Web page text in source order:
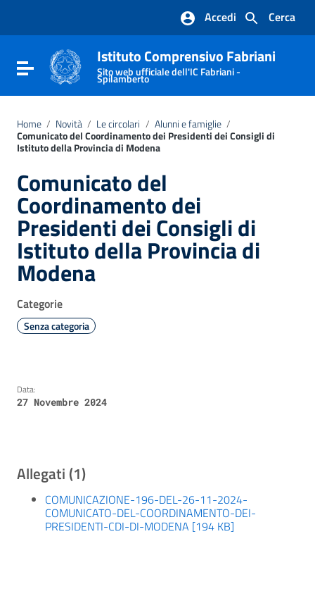
Vai al footer
Cerca
Accedi
Attiva / disattiva la navigazione
Istituto Comprensivo Fabriani
Sito web ufficiale dell'IC Fabriani -
Spilamberto
Home / Novità / Le circolari / Alunni e famiglie /
Comunicato del Coordinamento dei Presidenti dei Consigli di
Istituto della Provincia di Modena
Comunicato del
Coordinamento dei
Presidenti dei Consigli di
Istituto della Provincia di
Modena
Categorie
Senza categoria
Data:
27 Novembre 2024
Allegati (1)
COMUNICAZIONE-196-DEL-26-11-2024-
COMUNICATO-DEL-COORDINAMENTO-DEI-
PRESIDENTI-CDI-DI-MODENA [194 KB]